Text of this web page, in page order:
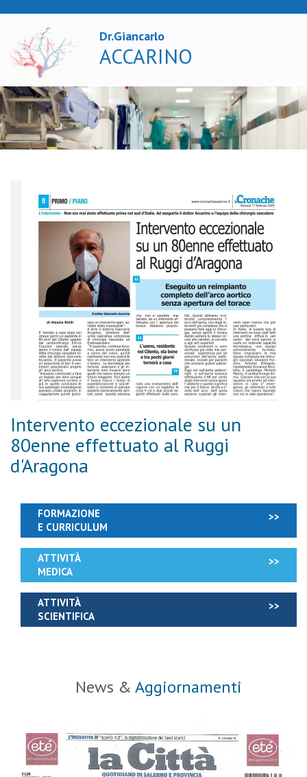
Dr.Giancarlo
ACCARINO
X
Intervento eccezionale su un
80enne effettuato al Ruggi
d'Aragona
FORMAZIONE
E CURRICULUM
ATTIVITÀ
MEDICA
ATTIVITÀ
SCIENTIFICA
News & Aggiornamenti